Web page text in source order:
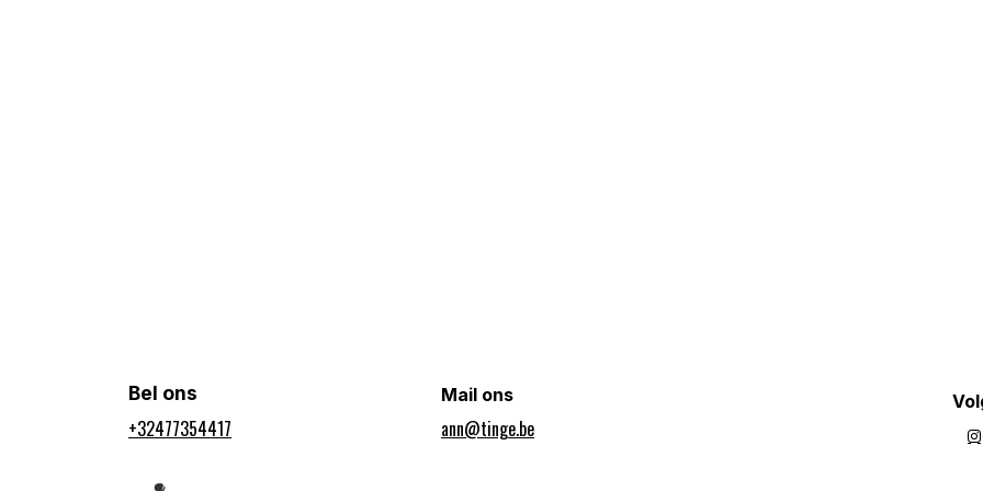
Bel ons
+32477354417​
Mail ons
ann@tinge.be